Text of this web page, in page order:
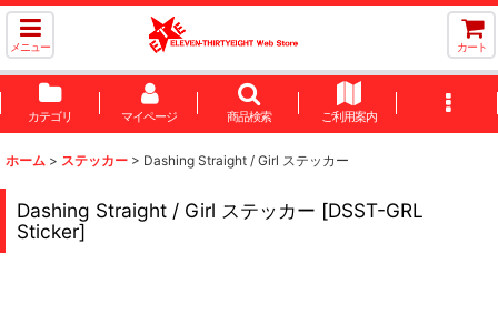
メニュー カート
カテゴリ マイページ 商品検索 ご利用案内
ホーム > ステッカー > Dashing Straight / Girl ステッカー
Dashing Straight / Girl ステッカー [DSST-GRL
Sticker]